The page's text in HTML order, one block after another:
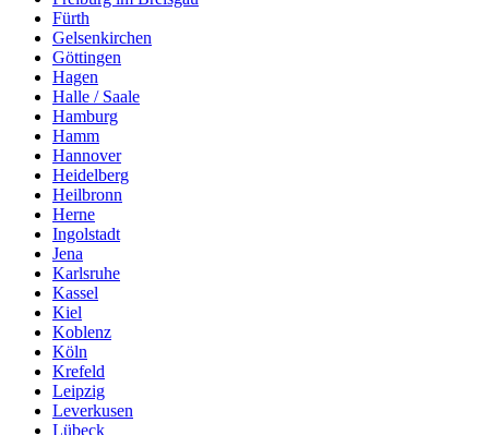
Fürth
Gelsenkirchen
Göttingen
Hagen
Halle / Saale
Hamburg
Hamm
Hannover
Heidelberg
Heilbronn
Herne
Ingolstadt
Jena
Karlsruhe
Kassel
Kiel
Koblenz
Köln
Krefeld
Leipzig
Leverkusen
Lübeck